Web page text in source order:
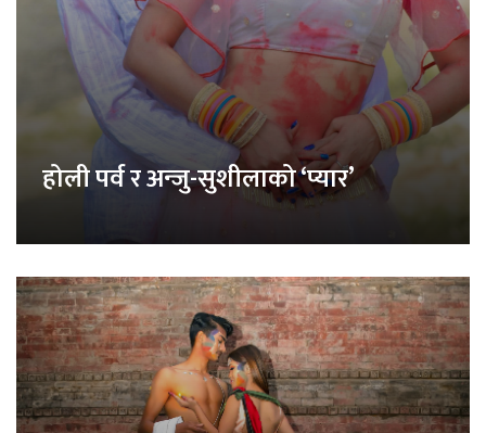
होली पर्व र अन्जु-सुशीलाको ‘प्यार’